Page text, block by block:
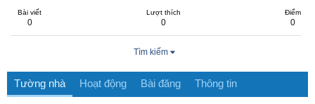
Bài viết
0
Lượt thích
0
Điểm
0
Tìm kiếm
Tường nhà Hoạt động Bài đăng Thông tin